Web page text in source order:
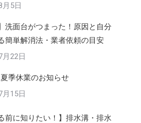
月5日
洗面台がつまった！原因と自分
簡単解消法・業者依頼の目安
月22日
季休業のお知らせ
月15日
前に知りたい！】排水溝・排水